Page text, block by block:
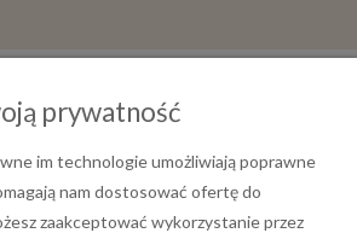
prywatność
im technologie umożliwiają poprawne
nam dostosować ofertę do
zaakceptować wykorzystanie przez